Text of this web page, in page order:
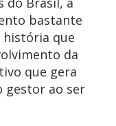
bastante
que
da
que gera
gestor ao ser